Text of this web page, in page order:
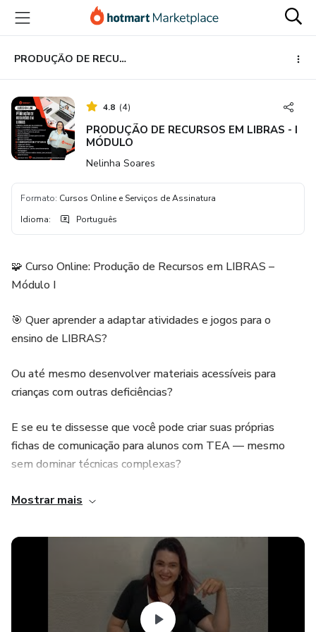
para
conteúdo
principal
para
pagamento
para
rodapé
PRODUÇÃO DE RECURSOS EM LIBRAS - I MÓDULO
4.8 (4)
PRODUÇÃO DE RECURSOS EM LIBRAS - I
MÓDULO
Nelinha Soares
Formato: Cursos Online e Serviços de Assinatura
Idioma: Português
🧩 Curso Online: Produção de Recursos em LIBRAS –
Módulo I
🎯 Quer aprender a adaptar atividades e jogos para o
ensino de LIBRAS?
Ou até mesmo desenvolver materiais acessíveis para
crianças com outras deficiências?
E se eu te dissesse que você pode criar suas próprias
fichas de comunicação para alunos com TEA — mesmo
sem dominar técnicas complexas?
Então este curso é para você!
💡 Sobre o Curso
O curso Produção de Recursos para o Ensino de LIBRAS foi
criado especialmente para professores, terapeutas e
educadores que desejam inovar na sala de aula.
Mostrar mais